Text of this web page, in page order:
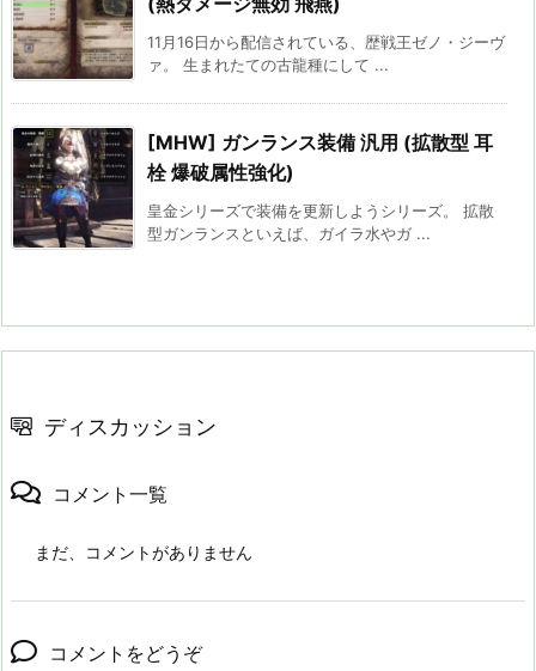
11月16日から配信されている、歴戦王ゼノ・ジーヴ
ァ。 生まれたての古龍種にして ...
[MHW] ガンランス装備 汎用 (拡散型 耳
栓 爆破属性強化)
皇金シリーズで装備を更新しようシリーズ。 拡散
型ガンランスといえば、ガイラ水やガ ...
ディスカッション
コメント一覧
まだ、コメントがありません
コメントをどうぞ